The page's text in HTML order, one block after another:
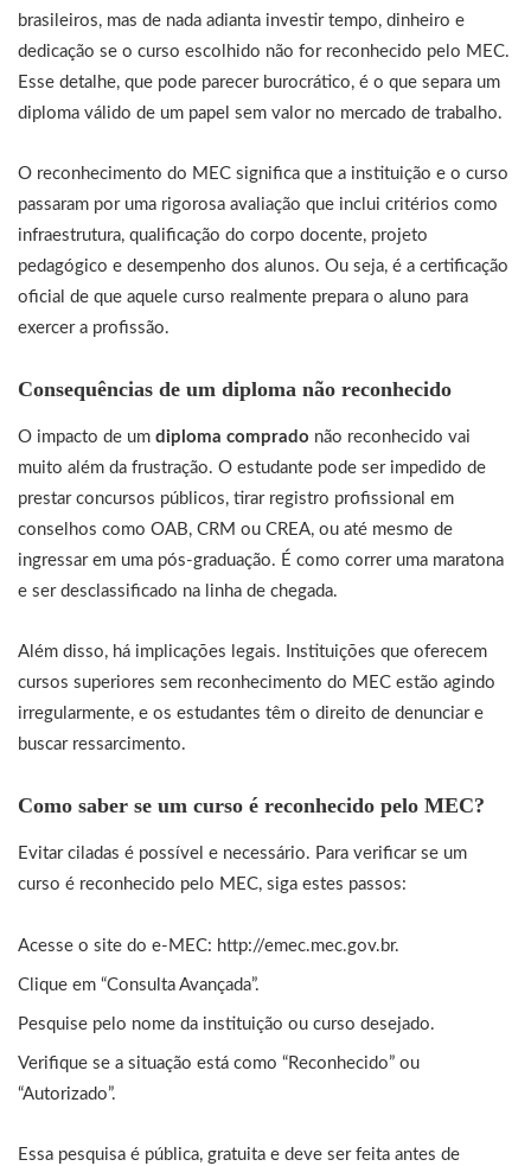
brasileiros, mas de nada adianta investir tempo, dinheiro e
dedicação se o curso escolhido não for reconhecido pelo MEC.
Esse detalhe, que pode parecer burocrático, é o que separa um
diploma válido de um papel sem valor no mercado de trabalho.
O reconhecimento do MEC significa que a instituição e o curso
passaram por uma rigorosa avaliação que inclui critérios como
infraestrutura, qualificação do corpo docente, projeto
pedagógico e desempenho dos alunos. Ou seja, é a certificação
oficial de que aquele curso realmente prepara o aluno para
exercer a profissão.
Consequências de um diploma não reconhecido
O impacto de um diploma comprado não reconhecido vai
muito além da frustração. O estudante pode ser impedido de
prestar concursos públicos, tirar registro profissional em
conselhos como OAB, CRM ou CREA, ou até mesmo de
ingressar em uma pós-graduação. É como correr uma maratona
e ser desclassificado na linha de chegada.
Além disso, há implicações legais. Instituições que oferecem
cursos superiores sem reconhecimento do MEC estão agindo
irregularmente, e os estudantes têm o direito de denunciar e
buscar ressarcimento.
Como saber se um curso é reconhecido pelo MEC?
Evitar ciladas é possível e necessário. Para verificar se um
curso é reconhecido pelo MEC, siga estes passos:
Acesse o site do e-MEC: http://emec.mec.gov.br.
Clique em “Consulta Avançada”.
Pesquise pelo nome da instituição ou curso desejado.
Verifique se a situação está como “Reconhecido” ou
“Autorizado”.
Essa pesquisa é pública, gratuita e deve ser feita antes de